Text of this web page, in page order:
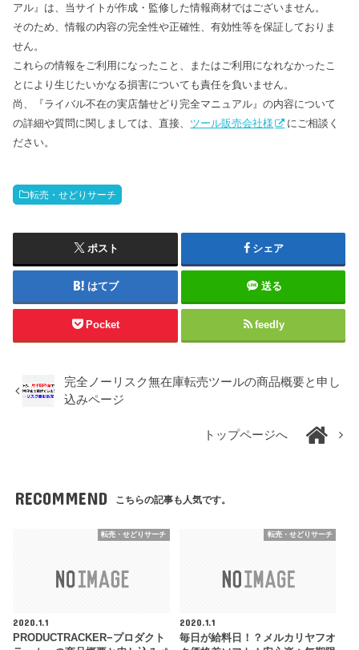
アル』は、当サイトが作成・監修した情報商材ではございません。
そのため、情報の内容の完全性や正確性、有効性等を保証しておりま
せん。
これらの情報をご利用になったこと、またはご利用になれなかったこ
とにより生じたいかなる損害についても責任を負いません。
尚、『ライバル不在の実店舗せどり完全マニュアル』の内容について
の詳細や質問に関しましては、直接、 ツール販売会社様
にご相談く
ださい。
転売・せどりサーチ
ポスト シェア
はてブ 送る
Pocket feedly
完全ノーリスク無在庫転売ツールの商品概要と申し
込みページ
トップページへ
RECOMMEND こちらの記事も人気です。
転売・せどりサーチ
2020.1.1
PRODUCTRACKER−プロダクト
転売・せどりサーチ
2020.1.1
毎日が給料日！？メルカリヤフオ